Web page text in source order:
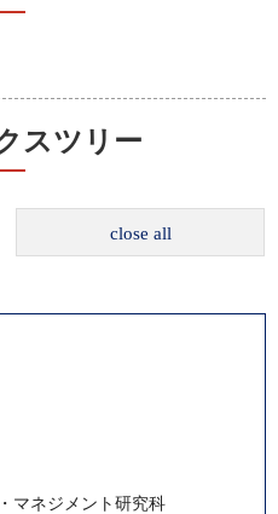
スツリー
close all
マネジメント研究科